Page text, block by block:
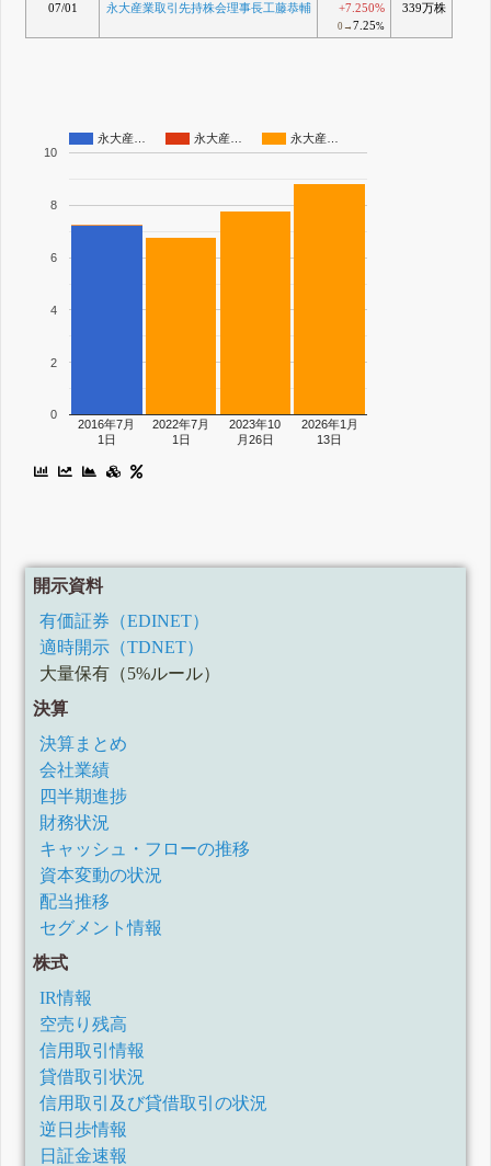
07/01 永大産業取引先持株会理事長工藤恭輔 +7.250%
0→ 7.25%
339万株
永大産… 永大産… 永大産…
2016年7月
1日
2022年7月
1日
2023年10
月26日
2026年1月
13日
0
2
4
6
8
10
開示資料
有価証券（EDINET）
適時開示（TDNET）
大量保有（5%ルール）
決算
決算まとめ
会社業績
四半期進捗
財務状況
キャッシュ・フローの推移
資本変動の状況
配当推移
セグメント情報
株式
IR情報
空売り残高
信用取引情報
貸借取引状況
信用取引及び貸借取引の状況
逆日歩情報
日証金速報